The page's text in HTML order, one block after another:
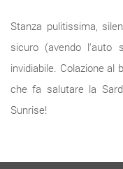
Stanza pulitissima,
sicuro (avendo l'auto
invidiabile. Colazione
che fa salutare la
Sunrise!